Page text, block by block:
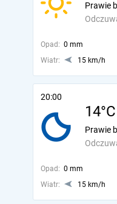
Prawie
Opad: 0 mm
Wiatr:
15 km/h
20:00
14°C
Prawie
Opad: 0 mm
Wiatr:
15 km/h